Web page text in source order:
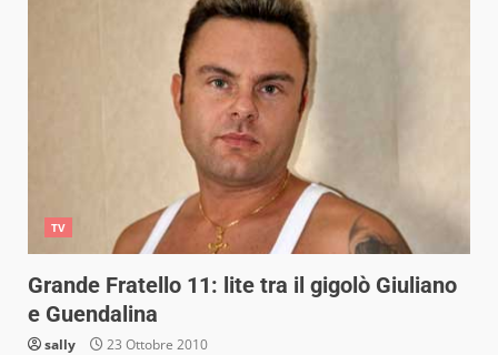
TV
Grande Fratello 11: lite tra il gigolò Giuliano
e Guendalina
sally 23 Ottobre 2010